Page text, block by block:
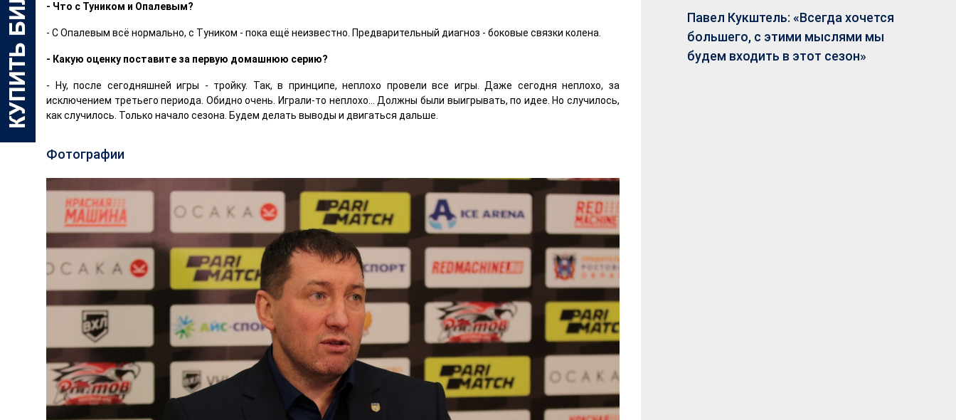
- Что с Туником и Опалевым?
- С Опалевым всё нормально, с Туником - пока ещё неизвестно. Предварительный диагноз - боковые связки колена.
- Какую оценку поставите за первую домашнюю серию?
- Ну, после сегодняшней игры - тройку. Так, в принципе, неплохо провели все игры. Даже сегодня неплохо, за
исключением третьего периода. Обидно очень. Играли-то неплохо... Должны были выигрывать, по идее. Но случилось,
как случилось. Только начало сезона. Будем делать выводы и двигаться дальше.
Фотографии
Павел Кукштель: «Всегда хочется
большего, с этими мыслями мы
будем входить в этот сезон»